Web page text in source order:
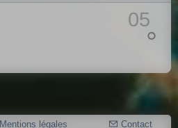
05
Mentions légales Contact